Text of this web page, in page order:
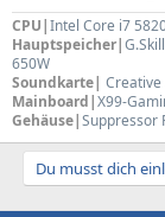
CPU|Intel Core i7
Hauptspeicher|
650W
Soundkarte| Creative
Mainboard|X99-
Gehäuse|Suppressor
Du musst dich